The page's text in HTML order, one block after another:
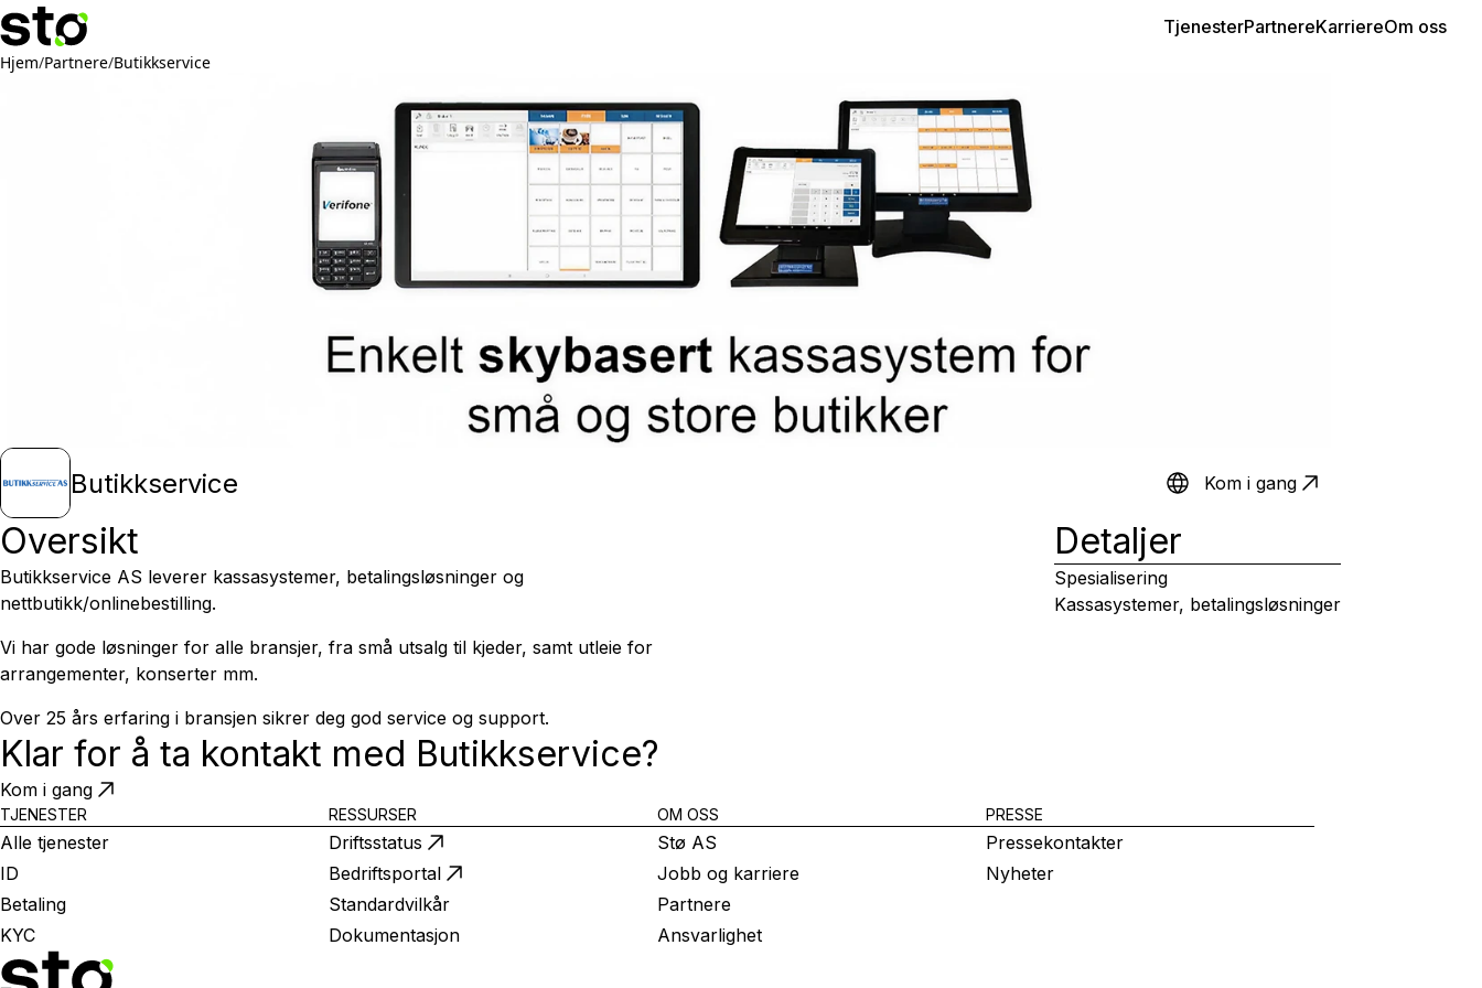
TjenesterPartnereKarriereOm oss
Hjem/Partnere/Butikkservice
Butikkservice Kom i gang
Oversikt
Butikkservice AS leverer kassasystemer, betalingsløsninger og
nettbutikk/onlinebestilling.
Vi har gode løsninger for alle bransjer, fra små utsalg til kjeder, samt utleie for
arrangementer, konserter mm.
Over 25 års erfaring i bransjen sikrer deg god service og support.
Klar for å ta kontakt med Butikkservice?
Kom i gang
Detaljer
Spesialisering
Kassasystemer, betalingsløsninger
TJENESTER
Alle tjenester
ID
Betaling
KYC
RESSURSER
Driftsstatus
Bedriftsportal
Standardvilkår
Dokumentasjon
OM OSS
Stø AS
Jobb og karriere
Partnere
Ansvarlighet
PRESSE
Pressekontakter
Nyheter